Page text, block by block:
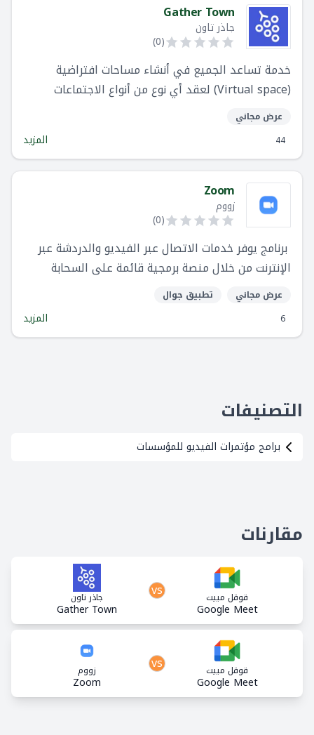
Gather Town
جاذر تاون
(
0
)
خدمة تساعد الجميع في أنشاء مساحات افتراضية
(Virtual space) لعقد أي نوع من أنواع الاجتماعات
عرض مجاني
44
المزيد
Zoom
زووم
(
0
)
برنامج يوفر خدمات الاتصال عبر الفيديو والدردشة عبر
الإنترنت من خلال منصة برمجية قائمة على السحابة
عرض مجاني
تطبيق جوال
6
المزيد
التصنيفات
برامج مؤتمرات الفيديو للمؤسسات
مقارنات
قوقل مييت
Google Meet
جاذر تاون
Gather Town
vs
قوقل مييت
Google Meet
زووم
Zoom
vs